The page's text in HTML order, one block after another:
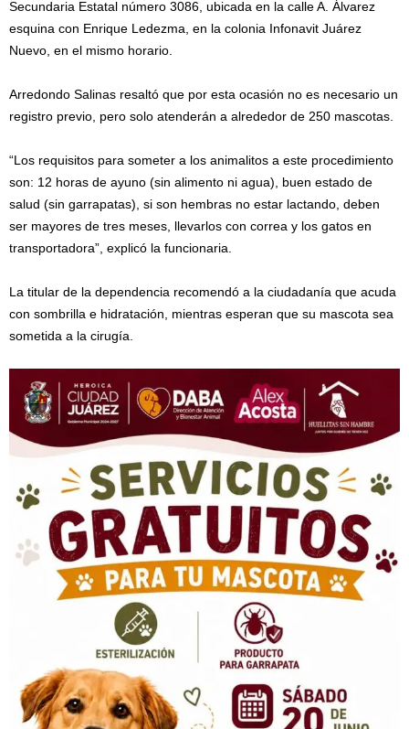
Secundaria Estatal número 3086, ubicada en la calle A. Álvarez
esquina con Enrique Ledezma, en la colonia Infonavit Juárez
Nuevo, en el mismo horario.
Arredondo Salinas resaltó que por esta ocasión no es necesario un
registro previo, pero solo atenderán a alrededor de 250 mascotas.
“Los requisitos para someter a los animalitos a este procedimiento
son: 12 horas de ayuno (sin alimento ni agua), buen estado de
salud (sin garrapatas), si son hembras no estar lactando, deben
ser mayores de tres meses, llevarlos con correa y los gatos en
transportadora”, explicó la funcionaria.
La titular de la dependencia recomendó a la ciudadanía que acuda
con sombrilla e hidratación, mientras esperan que su mascota sea
sometida a la cirugía.